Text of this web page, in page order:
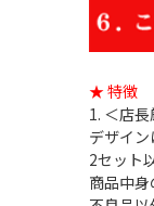
★ 特徴
1. ＜店
デザイ
2セット
商品中身